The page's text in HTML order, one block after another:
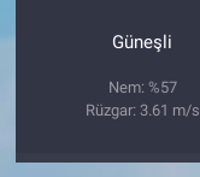
Güneşli
Nem: %57
Rüzgar: 3.61 m/s